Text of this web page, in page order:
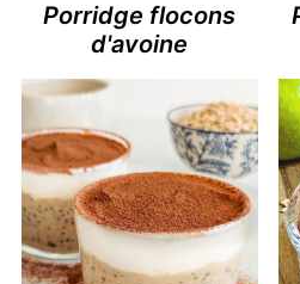
Porridge flocons
d'avoine